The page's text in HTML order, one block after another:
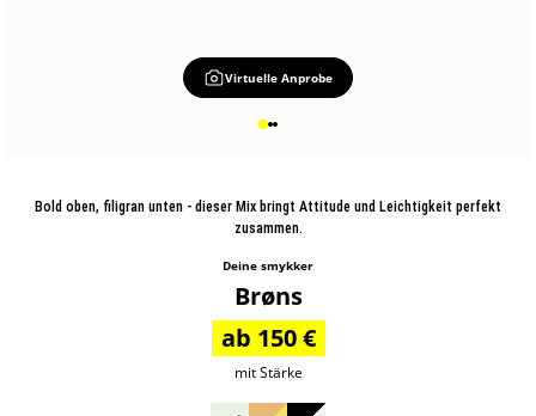
Virtuelle Anprobe
Bold oben, filigran unten - dieser Mix bringt Attitude und Leichtigkeit perfekt
zusammen.
Deine smykker
Brøns
ab 150 €
mit Stärke